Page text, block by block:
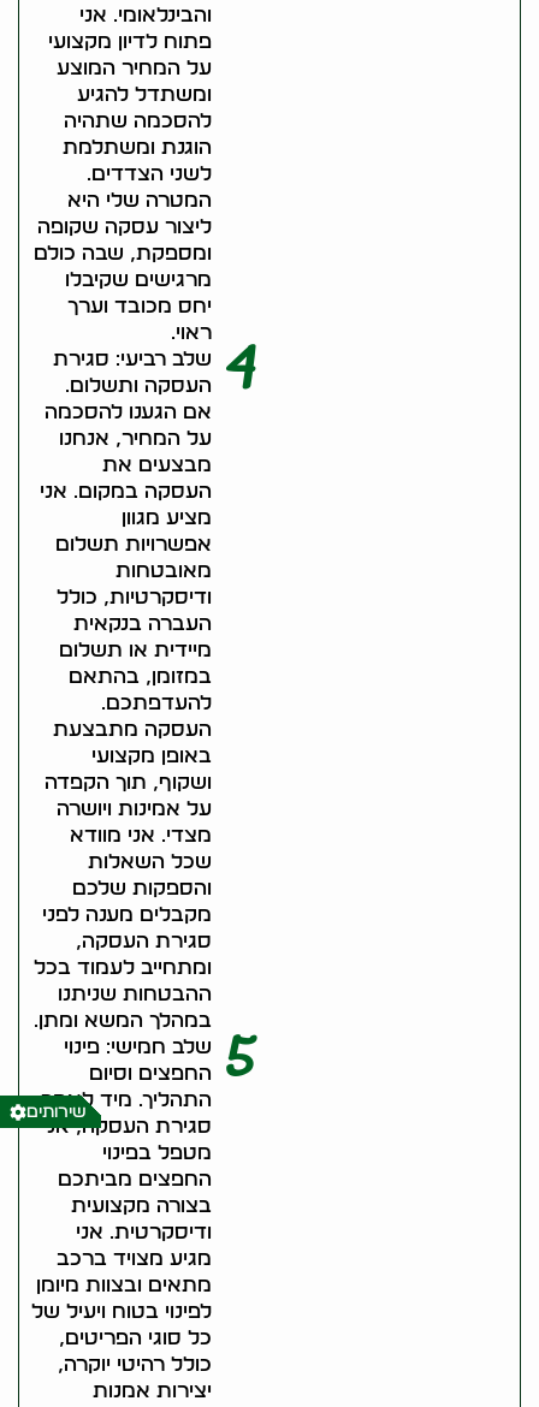
והבינלאומי. אני
פתוח לדיון מקצועי
על המחיר המוצע
ומשתדל להגיע
להסכמה שתהיה
הוגנת ומשתלמת
לשני הצדדים.
המטרה שלי היא
ליצור עסקה שקופה
ומספקת, שבה כולם
מרגישים שקיבלו
יחס מכובד וערך
ראוי.
4
שלב רביעי: סגירת
העסקה ותשלום.
אם הגענו להסכמה
על המחיר, אנחנו
מבצעים את
העסקה במקום. אני
מציע מגוון
אפשרויות תשלום
מאובטחות
ודיסקרטיות, כולל
העברה בנקאית
מיידית או תשלום
במזומן, בהתאם
להעדפתכם.
העסקה מתבצעת
באופן מקצועי
ושקוף, תוך הקפדה
על אמינות ויושרה
מצדי. אני מוודא
שכל השאלות
והספקות שלכם
מקבלים מענה לפני
סגירת העסקה,
ומתחייב לעמוד בכל
ההבטחות שניתנו
במהלך המשא ומתן.
5
שלב חמישי: פינוי
החפצים וסיום
התהליך. מיד לאחר
סגירת העסקה, אני
מטפל בפינוי
החפצים מביתכם
בצורה מקצועית
ודיסקרטית. אני
מגיע מצויד ברכב
מתאים ובצוות מיומן
לפינוי בטוח ויעיל של
כל סוגי הפריטים,
כולל רהיטי יוקרה,
יצירות אמנות
שירותים